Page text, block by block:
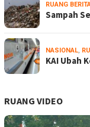
RUANG
Sampah
NASIONAL,
KAI Ubah
RUANG VIDEO